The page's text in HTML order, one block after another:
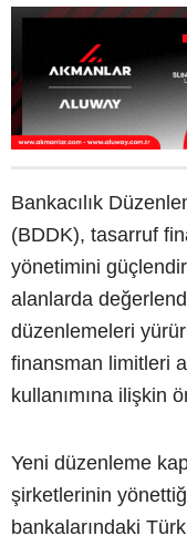
Bankacılık
(BDDK), tasarruf
yönetimini
alanlarda
düzenlemeleri
finansman limitleri
kullanımına ilişkin
Yeni düzenleme
şirketlerinin
bankalarındaki